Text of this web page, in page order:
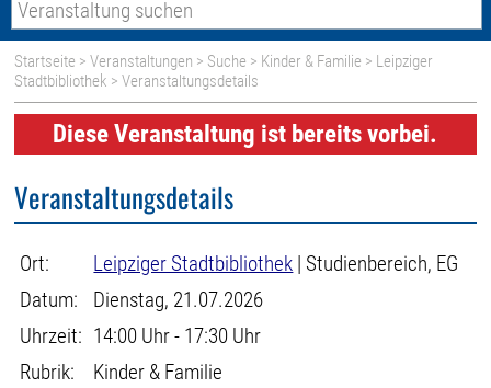
Startseite >Veranstaltungen > Suche > Kinder & Familie > Leipziger
Stadtbibliothek > Veranstaltungsdetails
Diese Veranstaltung ist bereits vorbei.
Veranstaltungsdetails
Ort: Leipziger Stadtbibliothek | Studienbereich, EG
Datum:
Dienstag, 21.07.2026
Uhrzeit: 14:00 Uhr - 17:30 Uhr
Rubrik:
Kinder & Familie